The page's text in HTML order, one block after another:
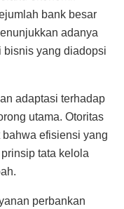
bank besar
adanya
bisnis yang diadopsi
adaptasi terhadap
utama. Otoritas
efisiensi yang
tata kelola
perbankan